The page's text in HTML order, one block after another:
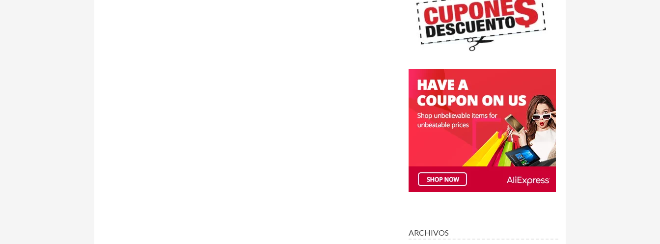
ARCHIVOS